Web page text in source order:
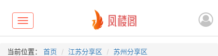
Toggle
navigation
当前位置： 首页 江苏分享区
苏州分享区